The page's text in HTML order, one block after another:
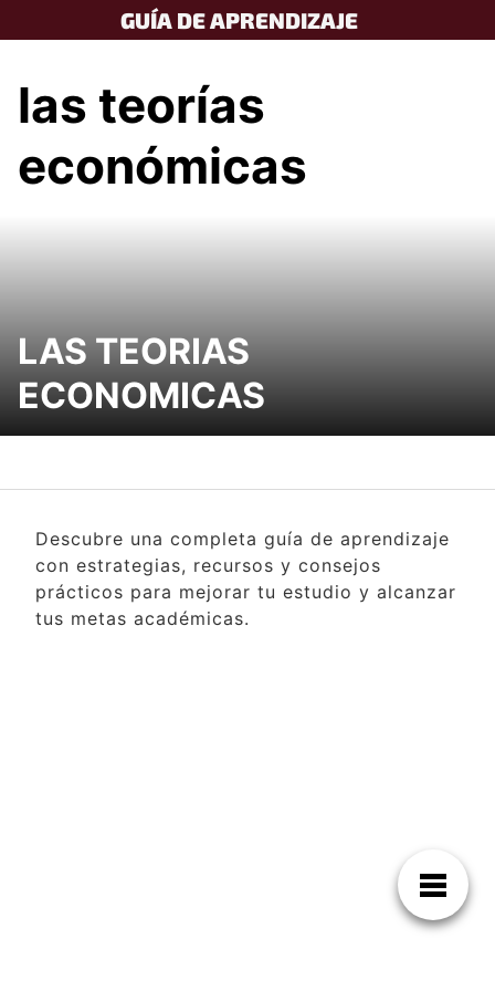
to
GUÍA DE APRENDIZAJE
las teorías
económicas
LAS TEORIAS
ECONOMICAS
Descubre una completa guía de aprendizaje
con estrategias, recursos y consejos
prácticos para mejorar tu estudio y alcanzar
tus metas académicas.